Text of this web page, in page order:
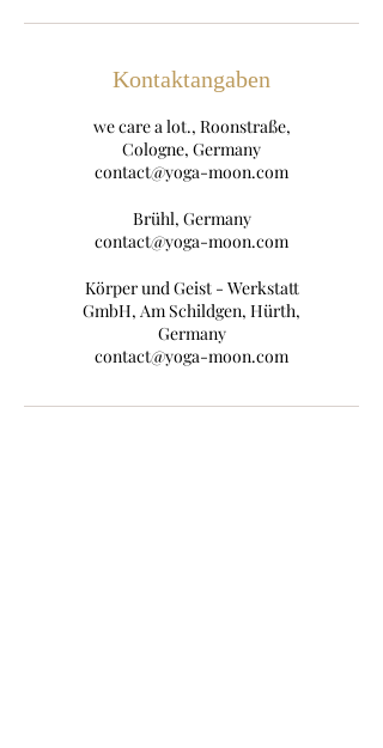
Kontaktangaben
we care a lot., Roonstraße,
Cologne, Germany
contact@yoga-moon.com
Brühl, Germany
contact@yoga-moon.com
Körper und Geist - Werkstatt
GmbH, Am Schildgen, Hürth,
Germany
contact@yoga-moon.com